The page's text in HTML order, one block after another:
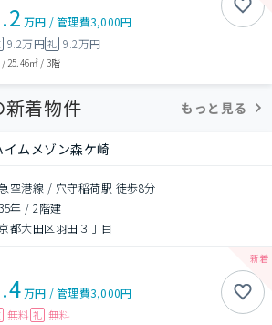
万円 /管理費3,000円
9.2万円礼 9.2万円
/25.46㎡ / 3階
着物件 もっと見る
イムメゾン森ケ崎
空港線 / 穴守稲荷駅 徒歩8分
年 /2階建
都大田区羽田３丁目
万円 /管理費3,000円
無料 礼 無料